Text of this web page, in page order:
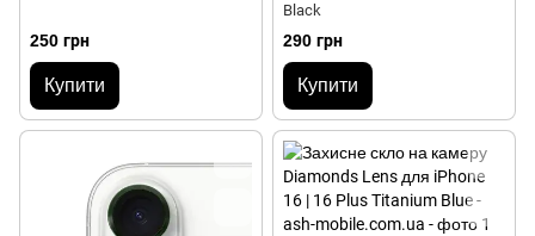
250 грн
Купити
Black
290 грн
Купити